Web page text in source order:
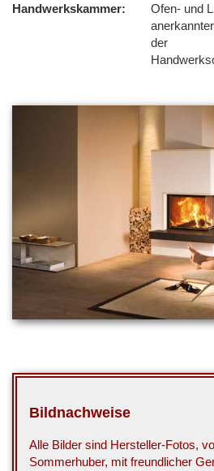
Handwerkskammer
Ofen- und
der
Bildnachweise
Alle Bilder sind Hersteller-Fotos,
Sommerhuber, mit freundlicher